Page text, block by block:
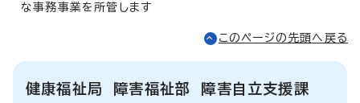
な事務事業を所管します
このページの先頭へ戻る
健康福祉局 障害福祉部 障害自立支援課